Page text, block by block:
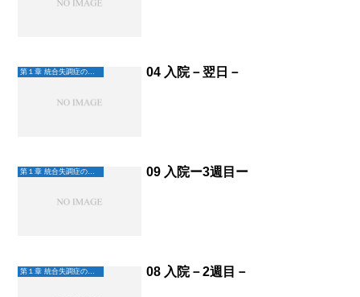
第１章 統合失調症の始まり 04 入院－翌日－
第１章 統合失調症の始まり 09 入院ー3週目ー
08 入院－2週目－